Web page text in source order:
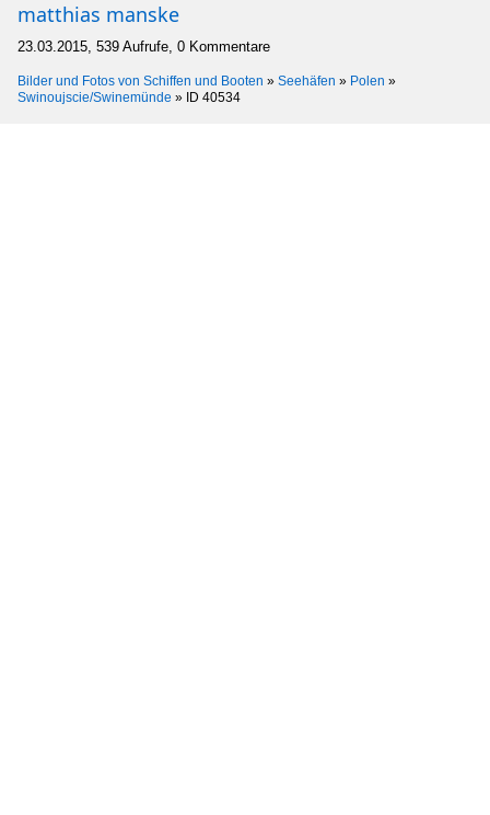
matthias manske
23.03.2015, 539 Aufrufe, 0 Kommentare
Bilder und Fotos von Schiffen und Booten » Seehäfen » Polen »
Swinoujscie/Swinemünde » ID 40534